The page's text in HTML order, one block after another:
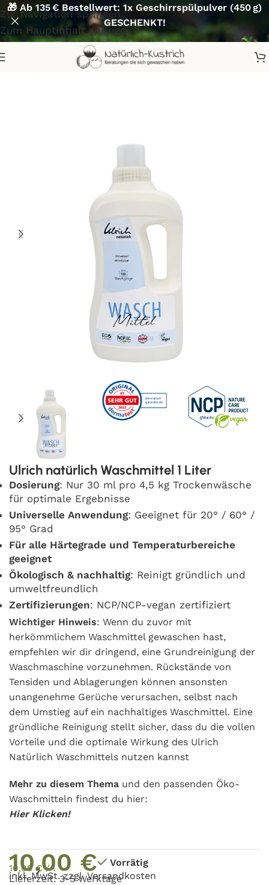
Zur Navigation springen
Zum Hauptinhalt springen
🎁 Ab 135 € Bestellwert: 1x Geschirrspülpulver (450 g)
GESCHENKT!
Waschen
Ulrich natürlich Waschmittel 1 Liter
Dosierung: Nur 30 ml pro 4,5 kg Trockenwäsche
für optimale Ergebnisse
Universelle Anwendung: Geeignet für 20° / 60° /
95° Grad
Für alle Härtegrade und Temperaturbereiche
geeignet
Ökologisch & nachhaltig: Reinigt gründlich und
umweltfreundlich
Zertifizierungen: NCP/NCP-vegan zertifiziert
Wichtiger Hinweis: Wenn du zuvor mit
herkömmlichem Waschmittel gewaschen hast,
empfehlen wir dir dringend, eine Grundreinigung der
Waschmaschine vorzunehmen. Rückstände von
Tensiden und Ablagerungen können ansonsten
unangenehme Gerüche verursachen, selbst nach
dem Umstieg auf ein nachhaltiges Waschmittel. Eine
gründliche Reinigung stellt sicher, dass du die vollen
Vorteile und die optimale Wirkung des Ulrich
Natürlich Waschmittels nutzen kannst
Mehr zu diesem Thema und den passenden Öko-
Waschmitteln findest du hier:
Hier Klicken!
10,00 € Vorrätig
10,00€/l
inkl. MwSt. zzgl.Versandkosten
Lieferzeit: 3-5 Werktage